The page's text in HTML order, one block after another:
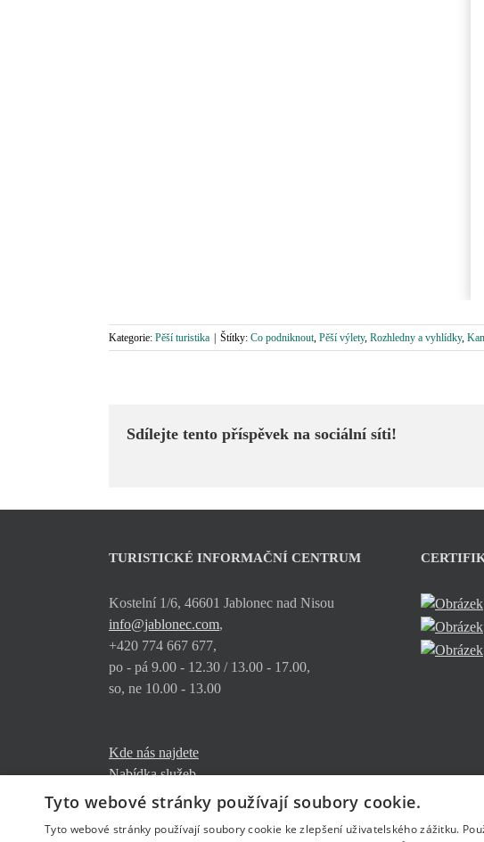
Kategorie: Pěší turistika | Štítky: Co podniknout, Pěší výlety, Rozhledny a vyhlídky,
Sdílejte tento příspěvek na sociální síti!
TURISTICKÉ INFORMAČNÍ CENTRUM
Kostelní 1/6, 46601 Jablonec nad Nisou
info@jablonec.com,
+420 774 667 677,
po - pá 9.00 - 12.30 / 13.00 - 17.00,
so, ne 10.00 - 13.00
Kde nás najdete
Nabídka služeb
Ke stažení
Tyto webové stránky používají soubory cookie.
Tyto webové stránky používají soubory cookie ke zlepšení uživatelského zážitku.